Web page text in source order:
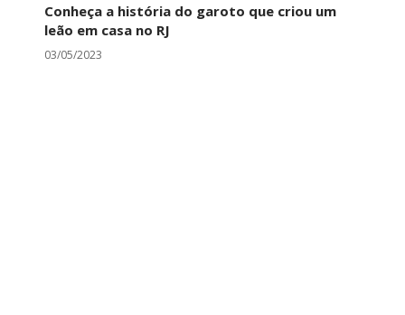
Conheça a história do garoto que criou um
leão em casa no RJ
03/05/2023